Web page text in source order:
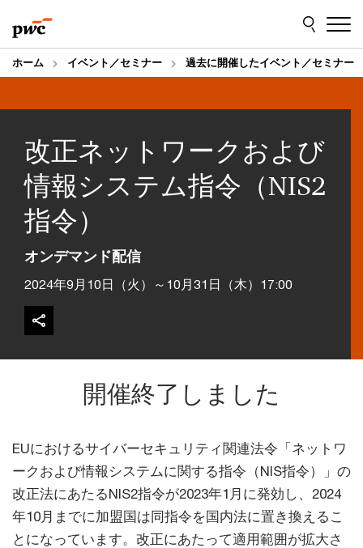
to
content
to
footer
ホーム イベント／セミナー 過去に開催したイベント／セミナー
改正ネットワークおよび
情報システム指令（NIS2
指令）
オンデマンド配信
2024年9月10日（火）～10月31日（木）17:00
開催終了しました
EUにおけるサイバーセキュリティ関連法令「ネットワ
ークおよび情報システムに関する指令（NIS指令）」の
改正法にあたるNIS2指令が2023年1月に発効し、2024
年10月までに加盟国は同指令を国内法に置き換えるこ
とになっています。改正にあたって適用範囲が拡大さ